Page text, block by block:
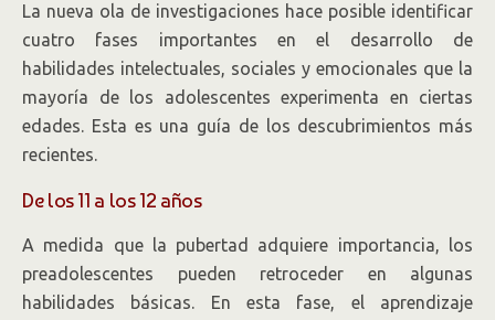
La nueva ola de investigaciones hace posible identificar
cuatro fases importantes en el desarrollo de
habilidades intelectuales, sociales y emocionales que la
mayoría de los adolescentes experimenta en ciertas
edades. Esta es una guía de los descubrimientos más
recientes.
De los 11 a los 12 años
A medida que la pubertad adquiere importancia, los
preadolescentes pueden retroceder en algunas
habilidades básicas. En esta fase, el aprendizaje